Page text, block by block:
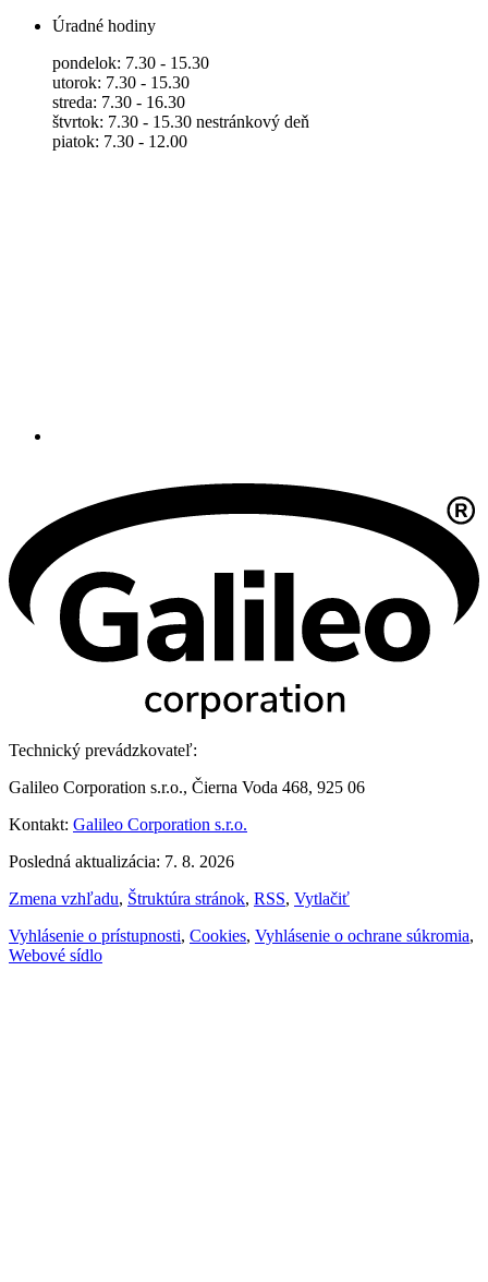
Úradné hodiny
pondelok: 7.30 - 15.30
utorok: 7.30 - 15.30
streda: 7.30 - 16.30
štvrtok: 7.30 - 15.30 nestránkový deň
piatok: 7.30 - 12.00
Technický prevádzkovateľ:
Galileo Corporation s.r.o., Čierna Voda 468, 925 06
Kontakt: Galileo Corporation s.r.o.
Posledná aktualizácia: 7. 8. 2026
Zmena vzhľadu, Štruktúra stránok, RSS, Vytlačiť
Vyhlásenie o prístupnosti, Cookies, Vyhlásenie o ochrane súkromia,
Webové sídlo